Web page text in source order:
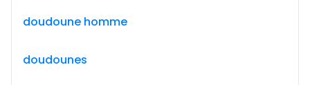
doudoune homme
doudounes